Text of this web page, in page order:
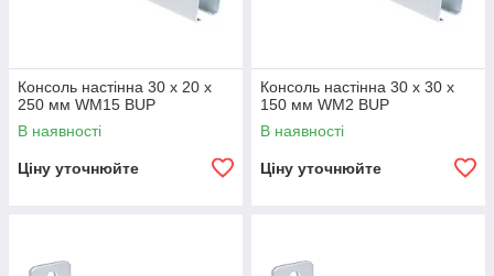
Консоль настінна 30 х 20 х
250 мм WM15 BUP
В наявності
Ціну уточнюйте
Консоль настінна 30 х 30 х
150 мм WM2 BUP
В наявності
Ціну уточнюйте